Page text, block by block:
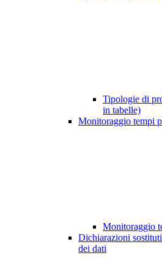
Tipologie di
in tabelle)
Monitoraggio tempi
Monitoraggio
Dichiarazioni
dei dati